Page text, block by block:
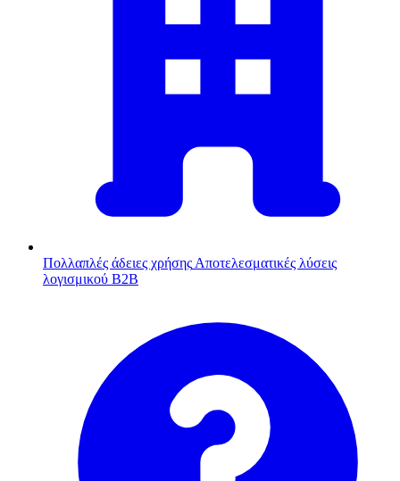
Πολλαπλές άδειες χρήσης Αποτελεσματικές λύσεις
λογισμικού B2B